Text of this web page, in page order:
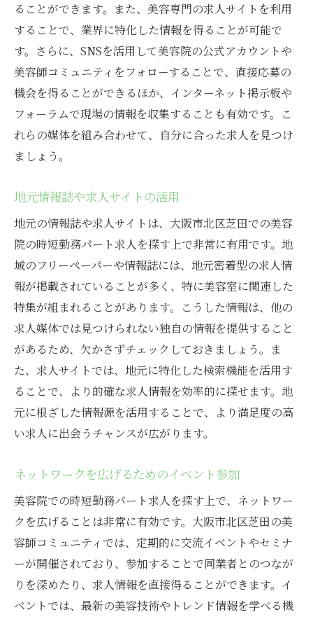
ることができます。また、美容専門の求人サイトを利用
することで、業界に特化した情報を得ることが可能で
す。さらに、SNSを活用して美容院の公式アカウントや
美容師コミュニティをフォローすることで、直接応募の
機会を得ることができるほか、インターネット掲示板や
フォーラムで現場の情報を収集することも有効です。こ
れらの媒体を組み合わせて、自分に合った求人を見つけ
ましょう。
地元情報誌や求人サイトの活用
地元の情報誌や求人サイトは、大阪市北区芝田での美容
院の時短勤務パート求人を探す上で非常に有用です。地
域のフリーペーパーや情報誌には、地元密着型の求人情
報が掲載されていることが多く、特に美容室に関連した
特集が組まれることがあります。こうした情報は、他の
求人媒体では見つけられない独自の情報を提供すること
があるため、欠かさずチェックしておきましょう。ま
た、求人サイトでは、地元に特化した検索機能を活用す
ることで、より的確な求人情報を効率的に探せます。地
元に根ざした情報源を活用することで、より満足度の高
い求人に出会うチャンスが広がります。
ネットワークを広げるためのイベント参加
美容院での時短勤務パート求人を探す上で、ネットワー
クを広げることは非常に有効です。大阪市北区芝田の美
容師コミュニティでは、定期的に交流イベントやセミナ
ーが開催されており、参加することで同業者とのつなが
りを深めたり、求人情報を直接得ることができます。イ
ベントでは、最新の美容技術やトレンド情報を学べる機